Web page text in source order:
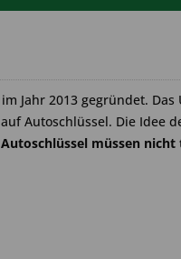
Jahr 2013 gegründet.
Autoschlüssel. Die Idee
Autoschlüssel müssen nicht